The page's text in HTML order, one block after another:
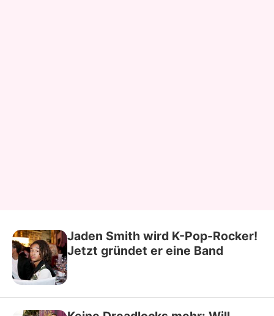
Jaden Smith wird K-Pop-Rocker!
Jetzt gründet er eine Band